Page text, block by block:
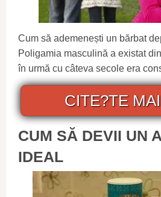
Cum să ademenești un bărbat
Poligamia masculină a existat
în urmă cu câteva secole era
CITE?TE
CUM SĂ DEVII UN
IDEAL